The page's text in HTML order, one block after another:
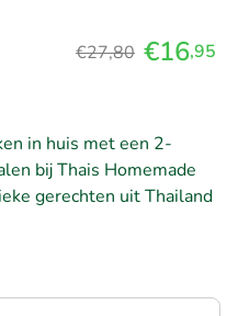
€27,80 €16,95
in huis met een 2-
bij Thais Homemade
gerechten uit Thailand